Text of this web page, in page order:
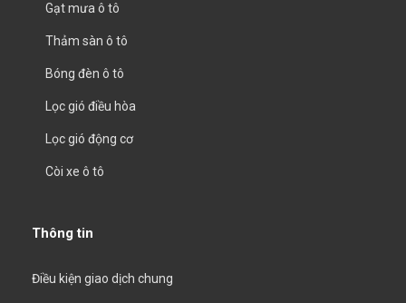
Gạt mưa ô tô
Thảm sàn ô tô
Bóng đèn ô tô
Lọc gió điều hòa
Lọc gió động cơ
Còi xe ô tô
Thông tin
Điều kiện giao dịch chung